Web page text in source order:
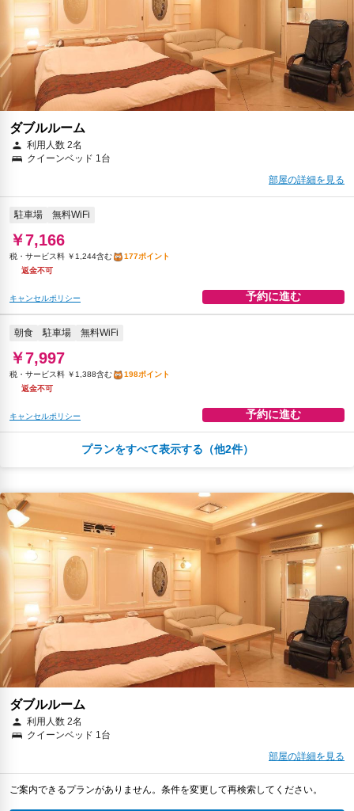
ダブルルーム
利用人数 2名
クイーンベッド 1台
部屋の詳細を見る
駐車場 無料WiFi
￥7,166
税・サービス料 ￥1,244含む
177ポイント
返金不可
キャンセルポリシー 予約に進む
朝食 駐車場 無料WiFi
￥7,997
税・サービス料 ￥1,388含む
198ポイント
返金不可
キャンセルポリシー 予約に進む
キャンセルポリシー 予約に進む
朝食 無料WiFi
￥11,401
税・サービス料 ￥1,046含む
310ポイント
2026年08月24日までキャンセル無料
キャンセルポリシー 予約に進む
プランをすべて表示する（他2件）
ダブルルーム
利用人数 2名
クイーンベッド 1台
部屋の詳細を見る
ご案内できるプランがありません。条件を変更して再検索してください。